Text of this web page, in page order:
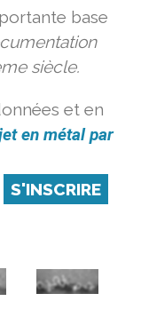
base
siècle.
et en
en métal par
S'INSCRIRE